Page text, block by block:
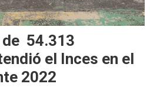
de 54.313
el Inces en el
2022